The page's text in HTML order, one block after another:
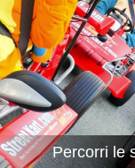
Azienda
Tokyo
Tokyo
Tokyo Shibuya
Tokyo
Percorri le